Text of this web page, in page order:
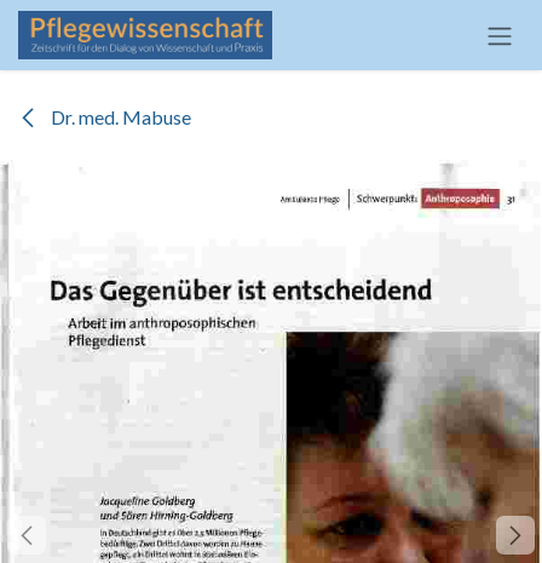
Zum Inhalt springen
Dr. med. Mabuse